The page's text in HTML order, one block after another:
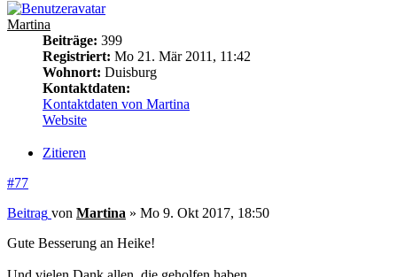
Martina
Beiträge: 399
Registriert: Mo 21. Mär 2011, 11:42
Wohnort: Duisburg
Kontaktdaten:
Kontaktdaten von Martina
Website
Zitieren
#77
Beitrag von Martina » Mo 9. Okt 2017, 18:50
Gute Besserung an Heike!